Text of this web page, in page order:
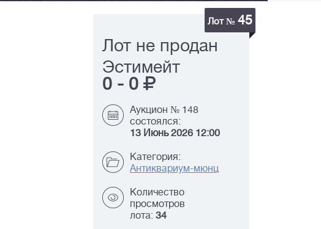
Лот № 45
Лот не продан
Эстимейт
0 - 0
Аукцион № 148
состоялся:
13 Июнь 2026 12:00
Категория:
Антиквариум-мюнц
Количество
просмотров
лота: 34